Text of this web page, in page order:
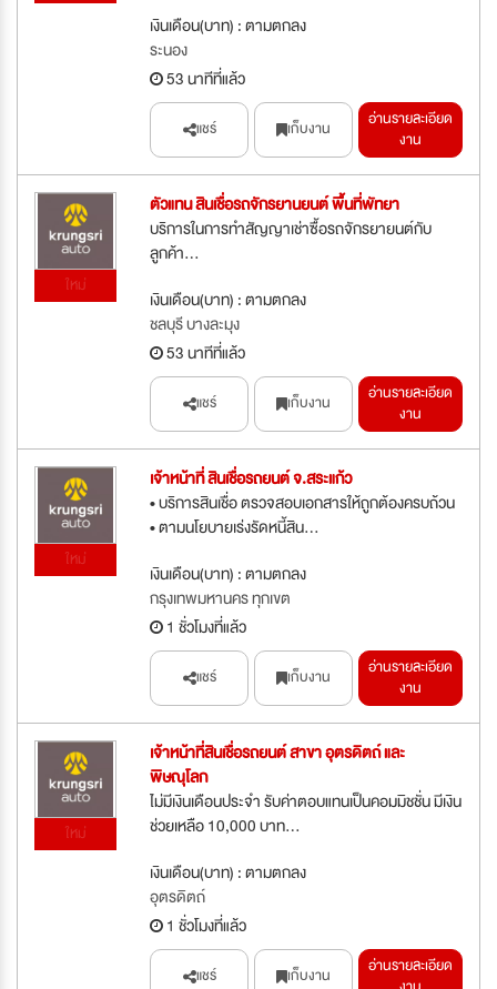
เงินเดือน(บาท) : ตามตกลง
ระนอง
53 นาทีที่แล้ว
แชร์ เก็บงาน
อ่านรายละเอียด
งาน
ใหม่
ตัวแทน สินเชื่อรถจักรยานยนต์ พื้นที่พัทยา
บริการในการทำสัญญาเช่าซื้อรถจักรยายนต์กับ
ลูกค้า...
เงินเดือน(บาท) : ตามตกลง
ชลบุรี บางละมุง
53 นาทีที่แล้ว
แชร์ เก็บงาน
อ่านรายละเอียด
งาน
ใหม่
เจ้าหน้าที่ สินเชื่อรถยนต์ จ.สระแก้ว
• บริการสินเชื่อ ตรวจสอบเอกสารให้ถูกต้องครบถ้วน
• ตามนโยบายเร่งรัดหนี้สิน...
เงินเดือน(บาท) : ตามตกลง
กรุงเทพมหานคร ทุกเขต
1 ชั่วโมงที่แล้ว
แชร์ เก็บงาน
อ่านรายละเอียด
งาน
ใหม่
เจ้าหน้าที่สินเชื่อรถยนต์ สาขา อุตรดิตถ์ และ
พิษณุโลก
ไม่มีเงินเดือนประจำ รับค่าตอบแทนเป็นคอมมิชชั่น มีเงิน
ช่วยเหลือ 10,000 บาท...
เงินเดือน(บาท) : ตามตกลง
อุตรดิตถ์
1 ชั่วโมงที่แล้ว
แชร์ เก็บงาน
อ่านรายละเอียด